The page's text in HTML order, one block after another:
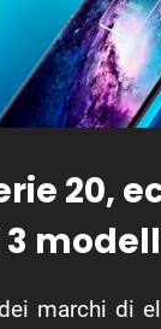
20,
marchi di